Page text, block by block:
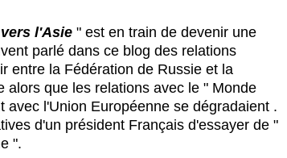
l'Asie " est en train de devenir une
parlé dans ce blog des relations
entre la Fédération de Russie et la
alors que les relations avec le " Monde
avec l'Union Européenne se dégradaient .
d'un président Français d'essayer de "
".